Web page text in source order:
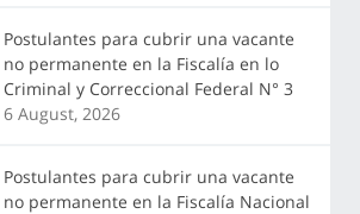
Postulantes para cubrir una vacante
no permanente en la Fiscalía en lo
Criminal y Correccional Federal N° 3
6 August, 2026
Postulantes para cubrir una vacante
no permanente en la Fiscalía Nacional